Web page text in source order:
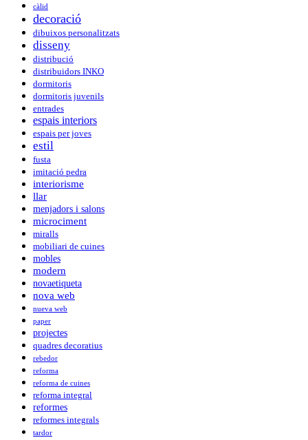
càlid
decoració
dibuixos personalitzats
disseny
distribució
distribuidors INKO
dormitoris
dormitoris juvenils
entrades
espais interiors
espais per joves
estil
fusta
imitació pedra
interiorisme
llar
menjadors i salons
microciment
miralls
mobiliari de cuines
mobles
modern
novaetiqueta
nova web
nueva web
paper
projectes
quadres decoratius
rebedor
reforma
reforma de cuines
reforma integral
reformes
reformes integrals
tardor